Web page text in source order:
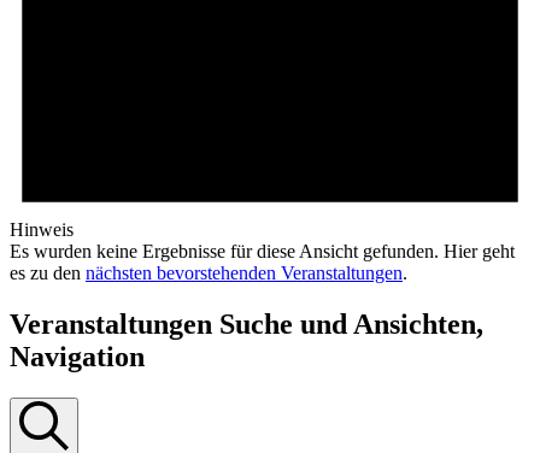
Hinweis
Es wurden keine Ergebnisse für diese Ansicht gefunden. Hier geht
es zu den nächsten bevorstehenden Veranstaltungen.
Veranstaltungen Suche und Ansichten,
Navigation